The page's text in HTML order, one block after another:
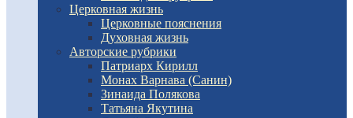
Церковная жизнь
Церковные пояснения
Духовная жизнь
Авторские рубрики
Патриарх Кирилл
Монах Варнава (Санин)
Зинаида Полякова
Татьяна Якутина